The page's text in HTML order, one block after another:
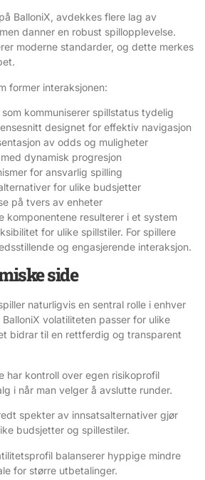
BalloniX, avdekkes flere lag av
danner en robust spillopplevelse.
moderne standarder, og dette merkes
former interaksjonen:
kommuniserer spillstatus tydelig
designet for effektiv navigasjon
av odds og muligheter
dynamisk progresjon
for ansvarlig spilling
for ulike budsjetter
på tvers av enheter
komponentene resulterer i et system
for ulike spillstiler. For spillere
og engasjerende interaksjon.
side
naturligvis en sentral rolle i enhver
volatiliteten passer for ulike
bidrar til en rettferdig og transparent
har kontroll over egen risikoprofil
i når man velger å avslutte runder.
spekter av innsatsalternativer gjør
budsjetter og spillestiler.
balanserer hyppige mindre
for større utbetalinger.